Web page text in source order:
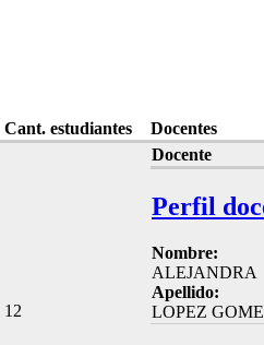
Cant. estudiantes Docentes
12
Docente
Perfil
Nombre:
ALEJANDRA
Apellido:
LOPEZ